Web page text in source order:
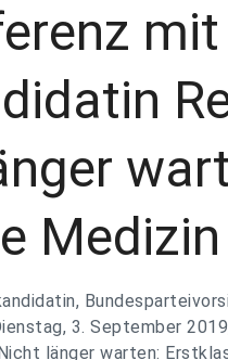
mit
3. September
länger warten: